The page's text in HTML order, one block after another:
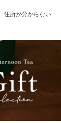
住所が分からない